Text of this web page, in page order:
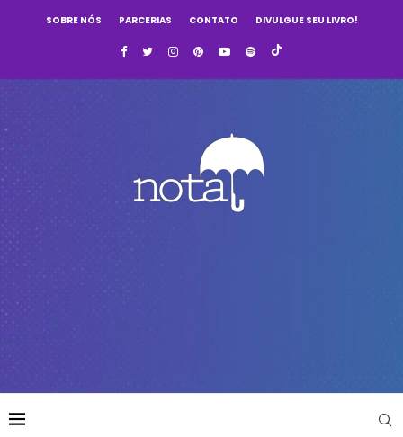
SOBRE NÓS PARCERIAS CONTATO DIVULGUE SEU LIVRO!